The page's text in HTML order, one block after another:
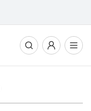
전체메뉴열기